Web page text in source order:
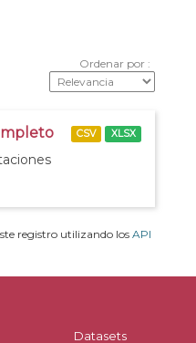
Ordenar por
CSV XLSX
registro utilizando losAPI
Datasets